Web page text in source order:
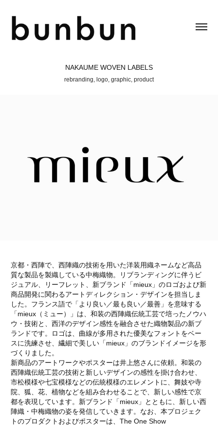
NAKAUME WOVEN LABELS
rebranding, logo, graphic, product
京都・西陣で、西陣織の技術を用いた洋装用織ネームなど高品
質な製品を製織している中梅織物。リブランディングに伴うビ
ジュアル、リーフレット、新ブランド「mieux」のロゴおよび新
商品開発に関わるアートディレクション・デザインを担当しま
した。フランス語で「より良い／最も良い／最善」を意味する
「mieux（ミュー）」は、和装の西陣織伝統工芸で培ったノウハ
ウ・技術と、西洋のデザイン感性を融合させた織物製品の新ブ
ランドです。ロゴは、曲線が多用された優美なフォントをベー
スに洗練させ、繊細で美しい「mieux」のブランドイメージを形
づくりました。
新商品のアートワークやポスターは井上悠さんに依頼。和装の
西陣織伝統工芸の技術と新しいデザインの感性を掛け合わせ、
市松模様や七宝模様などの伝統模様のエレメントに、舞妓や寺
院、狐、花、植物などを組み合わせることで、新しい感性で京
都を表現しています。新ブランド「mieux」とともに、新しい西
陣織・中梅織物の姿を発信していきます。なお、本プロジェク
トのプロダクトおよびポスターは、The One Show